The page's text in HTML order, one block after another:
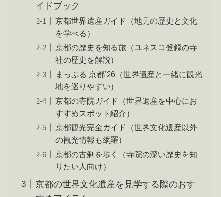
イドブック
京都世界遺産ガイド（地元の歴史と文化
を学べる）
京都の歴史を知る旅（ユネスコ登録の寺
社の歴史を解説）
まっぷる 京都’26（世界遺産と一緒に観光
地を巡りやすい）
京都の寺院ガイド（世界遺産を中心にお
すすめスポット紹介）
京都観光完全ガイド（世界文化遺産以外
の観光情報も網羅）
京都の古刹を歩く（寺院の深い歴史を知
りたい人向け）
京都の世界文化遺産を見学する際のおす